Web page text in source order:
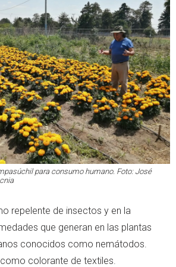
para consumo humano. Foto: José
repelente de insectos y en la
que generan en las plantas
conocidos como nemátodos.
colorante de textiles.